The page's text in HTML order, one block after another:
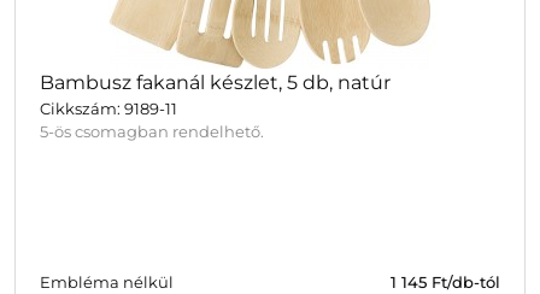
Bambusz fakanál készlet, 5 db, natúr
Cikkszám: 9189-11
5-ös csomagban rendelhető.
Embléma nélkül 1 145 Ft/db-tól